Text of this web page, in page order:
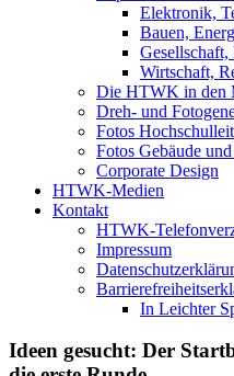
Elektronik,
Bauen,
Wirtschaft,
Die HTWK in den
Dreh- und
Fotos
Fotos Gebäude
Corporate Design
HTWK-Medien
Kontakt
HTWK-
Impressum
In Leichter
Ideen gesucht: Der